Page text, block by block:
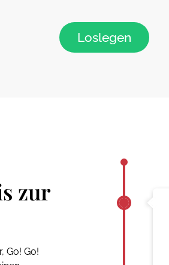
Loslegen
zur
Go! Go!